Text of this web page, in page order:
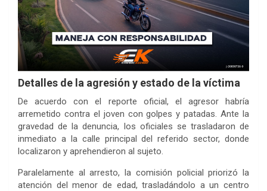
Detalles de la agresión y estado de la víctima
De acuerdo con el reporte oficial, el agresor habría
arremetido contra el joven con golpes y patadas. Ante la
gravedad de la denuncia, los oficiales se trasladaron de
inmediato a la calle principal del referido sector, donde
localizaron y aprehendieron al sujeto.
Paralelamente al arresto, la comisión policial priorizó la
atención del menor de edad, trasladándolo a un centro